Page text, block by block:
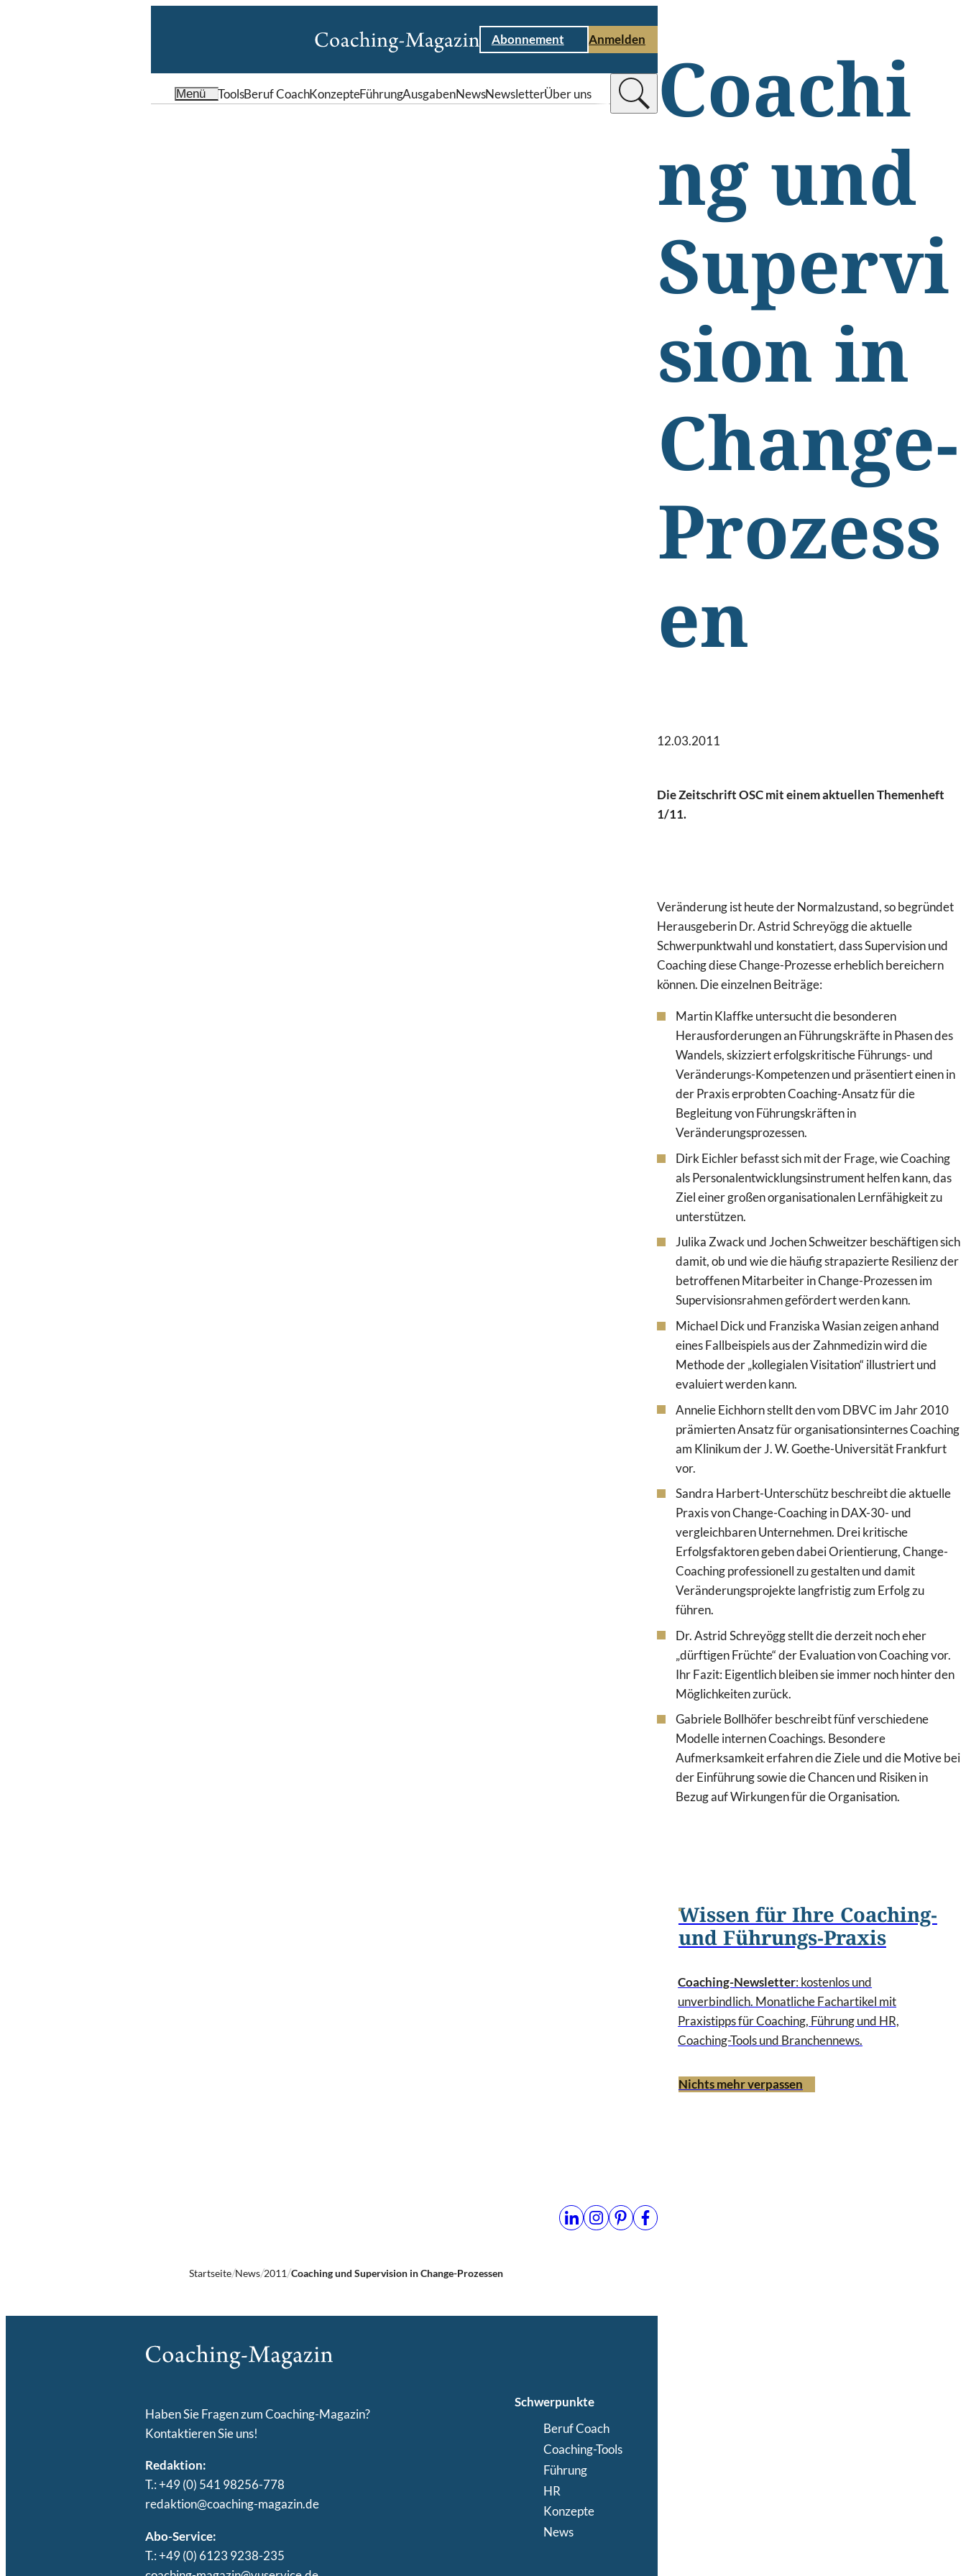
Abonnement Anmelden
Menü ToolsBeruf CoachKonzepteFührungAusgabenNewsNewsletterÜber uns
Coachi
ng und
Supervi
sion in
Change-
Prozess
en
12.03.2011
Die Zeitschrift OSC mit einem aktuellen Themenheft
1/11.
Veränderung ist heute der Normalzustand, so begründet
Herausgeberin Dr. Astrid Schreyögg die aktuelle
Schwerpunktwahl und konstatiert, dass Supervision und
Coaching diese Change-Prozesse erheblich bereichern
können. Die einzelnen Beiträge:
Martin Klaffke untersucht die besonderen
Herausforderungen an Führungskräfte in Phasen des
Wandels, skizziert erfolgskritische Führungs- und
Veränderungs-Kompetenzen und präsentiert einen in
der Praxis erprobten Coaching-Ansatz für die
Begleitung von Führungskräften in
Veränderungsprozessen.
Dirk Eichler befasst sich mit der Frage, wie Coaching
als Personalentwicklungsinstrument helfen kann, das
Ziel einer großen organisationalen Lernfähigkeit zu
unterstützen.
Julika Zwack und Jochen Schweitzer beschäftigen sich
damit, ob und wie die häufig strapazierte Resilienz der
betroffenen Mitarbeiter in Change-Prozessen im
Supervisionsrahmen gefördert werden kann.
Michael Dick und Franziska Wasian zeigen anhand
eines Fallbeispiels aus der Zahnmedizin wird die
Methode der „kollegialen Visitation“ illustriert und
evaluiert werden kann.
Annelie Eichhorn stellt den vom DBVC im Jahr 2010
prämierten Ansatz für organisationsinternes Coaching
am Klinikum der J. W. Goethe-Universität Frankfurt
vor.
Sandra Harbert-Unterschütz beschreibt die aktuelle
Praxis von Change-Coaching in DAX-30- und
vergleichbaren Unternehmen. Drei kritische
Erfolgsfaktoren geben dabei Orientierung, Change-
Coaching professionell zu gestalten und damit
Veränderungsprojekte langfristig zum Erfolg zu
führen.
Dr. Astrid Schreyögg stellt die derzeit noch eher
„dürftigen Früchte“ der Evaluation von Coaching vor.
Ihr Fazit: Eigentlich bleiben sie immer noch hinter den
Möglichkeiten zurück.
Gabriele Bollhöfer beschreibt fünf verschiedene
Modelle internen Coachings. Besondere
Aufmerksamkeit erfahren die Ziele und die Motive bei
der Einführung sowie die Chancen und Risiken in
Bezug auf Wirkungen für die Organisation.
Wissen für Ihre Coaching-
und Führungs-Praxis
Coaching-Newsletter: kostenlos und
unverbindlich. Monatliche Fachartikel mit
Praxistipps für Coaching, Führung und HR,
Coaching-Tools und Branchennews.
Nichts mehr verpassen
Startseite News 2011 Coaching und Supervision in Change-Prozessen
Haben Sie Fragen zum Coaching-Magazin?
Kontaktieren Sie uns!
Redaktion:
T.: +49 (0) 541 98256-778
redaktion@coaching-magazin.de
Abo-Service:
T.: +49 (0) 6123 9238-235
Schwerpunkte
Beruf Coach
Coaching-Tools
Führung
HR
Konzepte
News